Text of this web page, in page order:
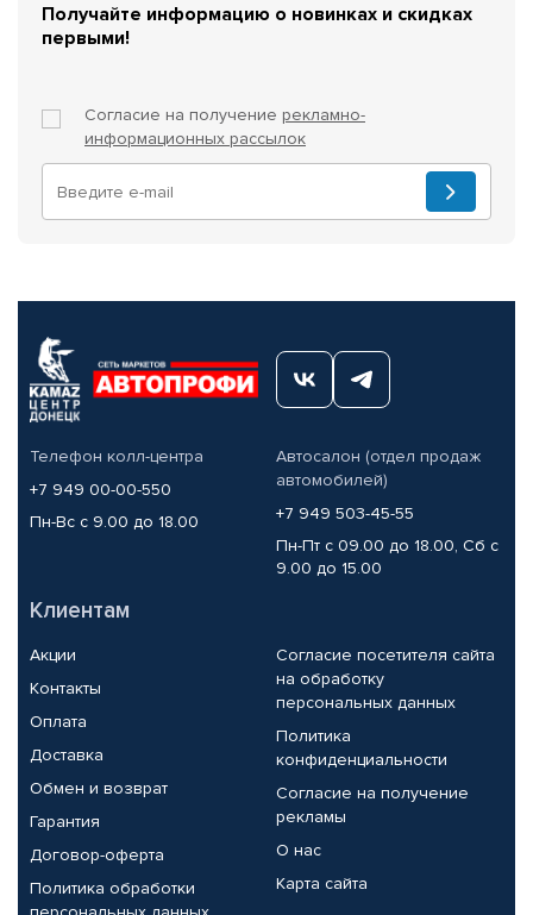
Получайте информацию о новинках и скидках
первыми!
Согласие на получение рекламно-
информационных рассылок
Телефон колл-центра
+7 949 00-00-550
Пн-Вс с 9.00 до 18.00
Автосалон (отдел продаж
автомобилей)
+7 949 503-45-55
Пн-Пт с 09.00 до 18.00, Сб с
9.00 до 15.00
Клиентам
Акции
Контакты
Оплата
Доставка
Обмен и возврат
Гарантия
Договор-оферта
Политика обработки
Согласие посетителя сайта
на обработку
персональных данных
Политика
конфиденциальности
Согласие на получение
рекламы
О нас
Карта сайта